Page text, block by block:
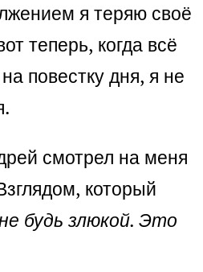
я теряю своё
теперь, когда всё
повестку дня, я не
смотрел на меня
который
будь злюкой. Это